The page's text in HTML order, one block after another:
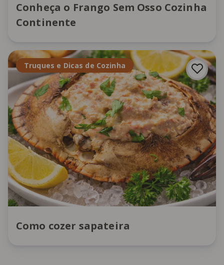
Conheça o Frango Sem Osso Cozinha
Continente
Truques e Dicas de Cozinha
Como cozer sapateira